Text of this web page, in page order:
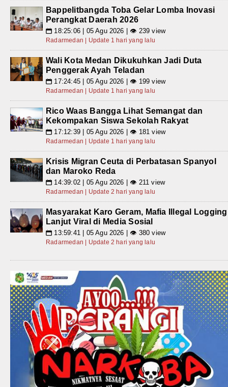
Bappelitbangda Toba Gelar Lomba Inovasi
Perangkat Daerah 2026
📅 18:25:06 | 05 Agu 2026 | 👁 239 view
Radarmedan | Update 1 hari yang lalu
Wali Kota Medan Dikukuhkan Jadi Duta
Penggerak Ayah Teladan
📅 17:24:45 | 05 Agu 2026 | 👁 199 view
Radarmedan | Update 1 hari yang lalu
Rico Waas Bangga Lihat Semangat dan
Kekompakan Siswa Sekolah Rakyat
📅 17:12:39 | 05 Agu 2026 | 👁 181 view
Radarmedan | Update 1 hari yang lalu
Krisis Migran Ceuta di Perbatasan Spanyol
dan Maroko Reda
📅 14:39:02 | 05 Agu 2026 | 👁 211 view
Radarmedan | Update 2 hari yang lalu
Masyarakat Karo Geram, Mafia Illegal Logging
Lanjut Viral di Media Sosial
📅 13:59:41 | 05 Agu 2026 | 👁 380 view
Radarmedan | Update 2 hari yang lalu